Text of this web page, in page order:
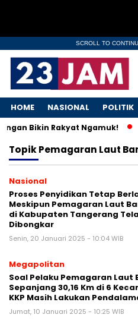
SCROLL TO
HOME NASIONAL POLITIK
Bikin Rakyat Ngamuk!
TopikPemagaran Laut
Nasional
Proses Penyidikan Tetap
Meskipun Pemagaran Laut
di Kabupaten Tangerang
Dibongkar
Senin, 20 Januari 2025 - 10:04 WIB
Megapolitan
Soal Pelaku Pemagaran Laut
Sepanjang 30,16 Km di 6
KKP Masih Lakukan
Jumat, 10 Januari 2025 - 10:25 WIB